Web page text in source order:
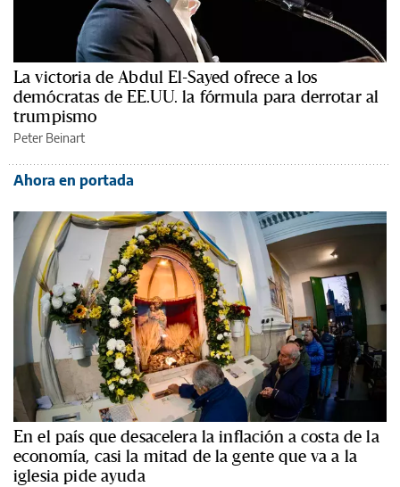
La victoria de Abdul El-Sayed ofrece a los
demócratas de EE.UU. la fórmula para derrotar al
trumpismo
Peter Beinart
Ahora en portada
En el país que desacelera la inflación a costa de la
economía, casi la mitad de la gente que va a la
iglesia pide ayuda